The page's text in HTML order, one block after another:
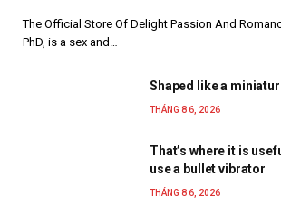
The Official Store Of Delight Passion And
PhD, is a sex and…
Shaped like a
THÁNG 8 6, 2026
That’s where it is
use a bullet vibrator
THÁNG 8 6, 2026